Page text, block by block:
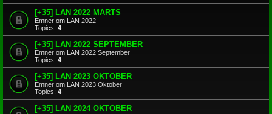
[+35] LAN 2022 MARTS
Emner om LAN 2022
Topics: 4
[+35] LAN 2022 SEPTEMBER
Emner om LAN 2022 September
Topics: 4
[+35] LAN 2023 OKTOBER
Emner om LAN 2023 Oktober
Topics: 4
[+35] LAN 2024 OKTOBER